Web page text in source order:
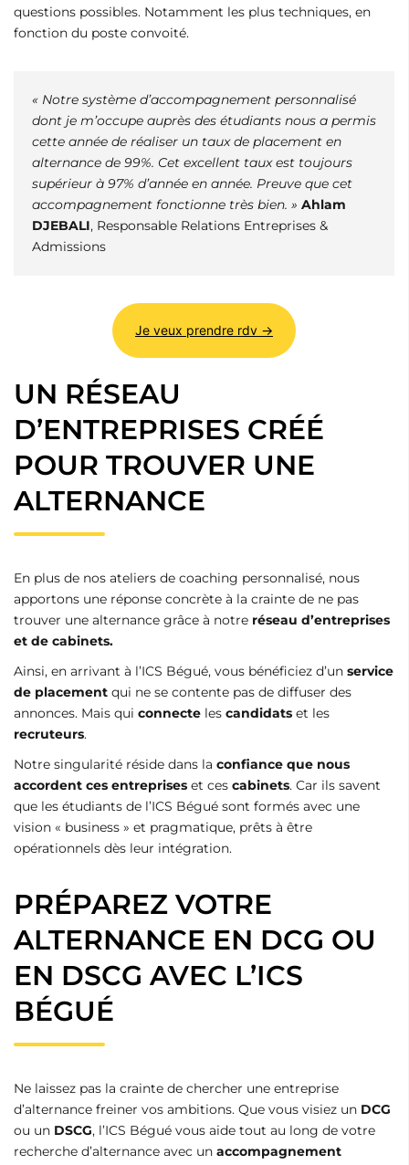
questions possibles. Notamment les plus techniques, en
fonction du poste convoité.
« Notre système d’accompagnement personnalisé
dont je m’occupe auprès des étudiants nous a permis
cette année de réaliser un taux de placement en
alternance de 99%. Cet excellent taux est toujours
supérieur à 97% d’année en année. Preuve que cet
accompagnement fonctionne très bien. » Ahlam
DJEBALI, Responsable Relations Entreprises &
Admissions
Je veux prendre rdv →
UN RÉSEAU
D’ENTREPRISES CRÉÉ
POUR TROUVER UNE
ALTERNANCE
En plus de nos ateliers de coaching personnalisé, nous
apportons une réponse concrète à la crainte de ne pas
trouver une alternance grâce à notre réseau d’entreprises
et de cabinets.
Ainsi, en arrivant à l’ICS Bégué, vous bénéficiez d’un service
de placement qui ne se contente pas de diffuser des
annonces. Mais qui connecte les candidats et les
recruteurs.
Notre singularité réside dans la confiance que nous
accordent ces entreprises et ces cabinets. Car ils savent
que les étudiants de l’ICS Bégué sont formés avec une
vision « business » et pragmatique, prêts à être
opérationnels dès leur intégration.
PRÉPAREZ VOTRE
ALTERNANCE EN DCG OU
EN DSCG AVEC L’ICS
BÉGUÉ
Ne laissez pas la crainte de chercher une entreprise
d’alternance freiner vos ambitions. Que vous visiez un DCG
ou un DSCG, l’ICS Bégué vous aide tout au long de votre
recherche d’alternance avec un accompagnement